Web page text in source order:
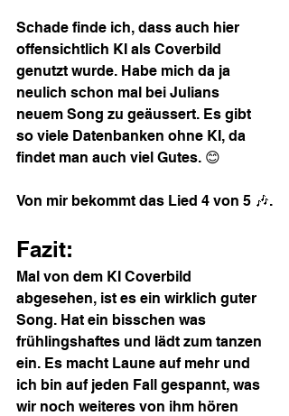
Schade finde ich, dass auch hier
offensichtlich KI als Coverbild
genutzt wurde. Habe mich da ja
neulich schon mal bei Julians
neuem Song zu geäussert. Es gibt
so viele Datenbanken ohne KI, da
findet man auch viel Gutes. 😊
Von mir bekommt das Lied 4 von 5 🎶.
Fazit:
Mal von dem KI Coverbild
abgesehen, ist es ein wirklich guter
Song. Hat ein bisschen was
frühlingshaftes und lädt zum tanzen
ein. Es macht Laune auf mehr und
ich bin auf jeden Fall gespannt, was
wir noch weiteres von ihm hören